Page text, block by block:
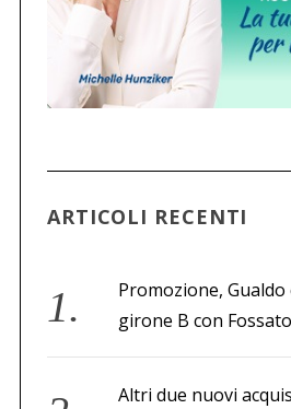
ARTICOLI RECENTI
Promozione,
girone B con
Altri due nuovi
c
a
p
e
r